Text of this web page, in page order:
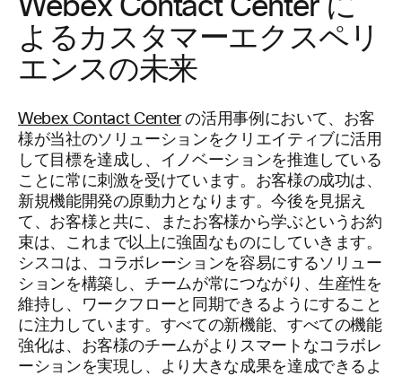
Webex Contact Center に
よるカスタマーエクスペリ
エンスの未来
Webex Contact Centerの活用事例において、お客
様が当社のソリューションをクリエイティブに活用
して目標を達成し、イノベーションを推進している
ことに常に刺激を受けています。お客様の成功は、
新規機能開発の原動力となります。今後を見据え
て、お客様と共に、またお客様から学ぶというお約
束は、これまで以上に強固なものにしていきます。
シスコは、コラボレーションを容易にするソリュー
ションを構築し、チームが常につながり、生産性を
維持し、ワークフローと同期できるようにすること
に注力しています。すべての新機能、すべての機能
強化は、お客様のチームがよりスマートなコラボレ
ーションを実現し、より大きな成果を達成できるよ